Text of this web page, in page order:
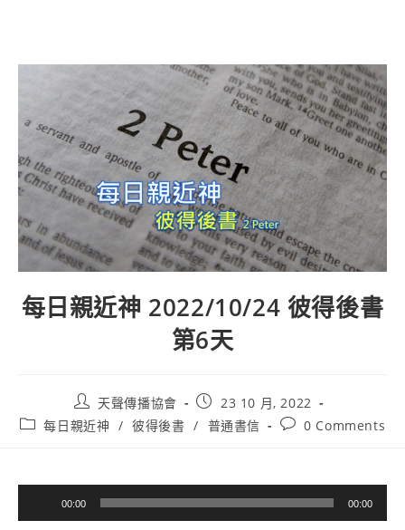
每日親近神 2022/10/24 彼得後書
第6天
天聲傳播協會
23 10 月, 2022
每日親近神 / 彼得後書 / 普通書信 0 Comments
訊
00:00 00:00